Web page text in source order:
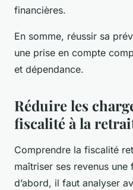
financières.
En somme, réussir sa
une prise en compte
et dépendance.
Réduire les
fiscalité à la
Comprendre la fiscalité
maîtriser ses revenus
d’abord, il faut analyser